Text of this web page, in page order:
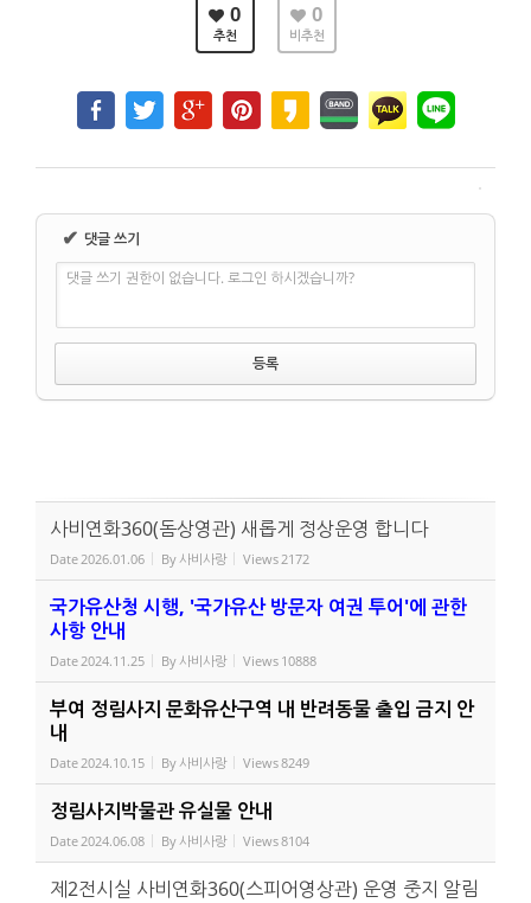
0
추천
0
비추천
✔ 댓글 쓰기
댓글 쓰기 권한이 없습니다. 로그인 하시겠습니까?
사비연화360(돔상영관) 새롭게 정상운영 합니다
Date2026.01.06 By사비사랑 Views2172
국가유산청 시행, '국가유산 방문자 여권 투어'에 관한
사항 안내
Date2024.11.25 By사비사랑 Views 10888
부여 정림사지 문화유산구역 내 반려동물 출입 금지 안
내
Date2024.10.15 By사비사랑 Views8249
정림사지박물관 유실물 안내
Date2024.06.08 By사비사랑 Views8104
제2전시실 사비연화360(스피어영상관) 운영 중지 알림